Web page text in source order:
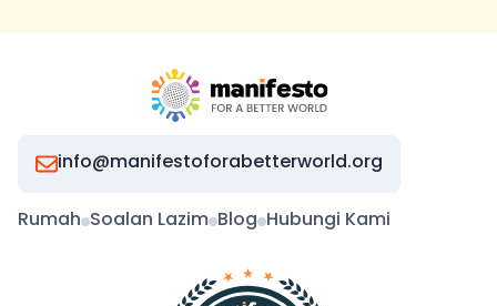
info@manifestoforabetterworld.org
Rumah Soalan Lazim Blog Hubungi Kami